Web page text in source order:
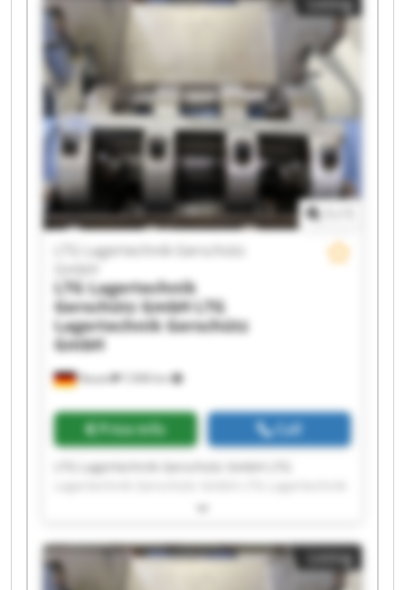
Gerschütz GmbH LTG Lagertechnik Gerschütz
Lagertechnik Gerschütz GmbH LTG Lagertechnik
Gerschütz GmbH LTG Lagertechnik Gerschütz
GmbH LTG Lagertechnik Gerschütz GmbH LTG
Lagertechnik Gerschütz GmbH LTG Lagertechnik
Gerschütz GmbH LTG Lagertechnik Gerschütz
GmbH LTG Lagertechnik Gerschütz GmbH LTG
Lagertechnik Gerschütz GmbH LTG Lagertechnik
Gerschütz GmbH LTG Lagertechnik Gerschütz
GmbH
Nauen 7,908 km
LTG Lagertechnik Gerschütz
LTG Lagertechnik
Gerschütz GmbHLTG
Lagertechnik Gerschütz
GmbH
Price info Call
LTG Lagertechnik Gerschütz GmbH LTG
Gerschütz GmbH LTG Lagertechnik Gerschütz
Lagertechnik Gerschütz GmbH LTG Lagertechnik
Gerschütz GmbH LTG Lagertechnik GerschützListing